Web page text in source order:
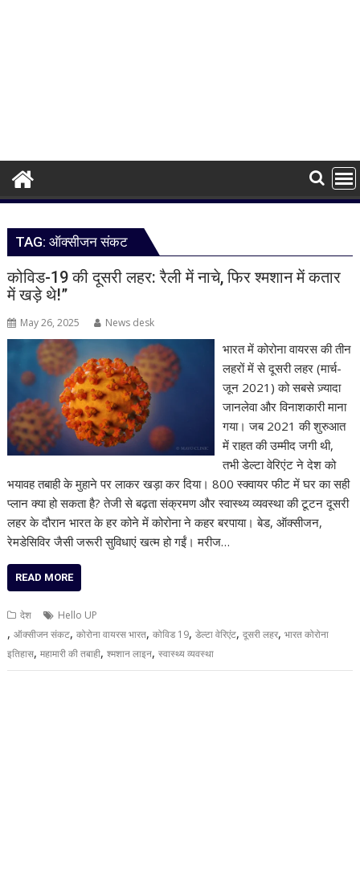
TAG:ऑक्सीजन संकट
कोविड-19 की दूसरी लहर: रैली में नाचे, फिर श्मशान में कतार
में खड़े थे!”
May 26, 2025 News desk
भारत में कोरोना वायरस की तीन
लहरों में से दूसरी लहर (मार्च-
जून 2021) को सबसे ज़्यादा
जानलेवा और विनाशकारी माना
गया। जब 2021 की शुरुआत
में राहत की उम्मीद जगी थी,
तभी डेल्टा वेरिएंट ने देश को
भयावह तबाही के मुहाने पर लाकर खड़ा कर दिया। 800 स्क्वायर फीट में घर का सही
प्लान क्या हो सकता है? तेजी से बढ़ता संक्रमण और स्वास्थ्य व्यवस्था की टूटन दूसरी
लहर के दौरान भारत के हर कोने में कोरोना ने कहर बरपाया। बेड, ऑक्सीजन,
रेमडेसिविर जैसी जरूरी सुविधाएं खत्म हो गईं। मरीज…
READ MORE
देश Hello UP
,ऑक्सीजन संकट,कोरोना वायरस भारत,कोविड 19,डेल्टा वेरिएंट,दूसरी लहर,भारत कोरोना
इतिहास,महामारी की तबाही,श्मशान लाइन,स्वास्थ्य व्यवस्था